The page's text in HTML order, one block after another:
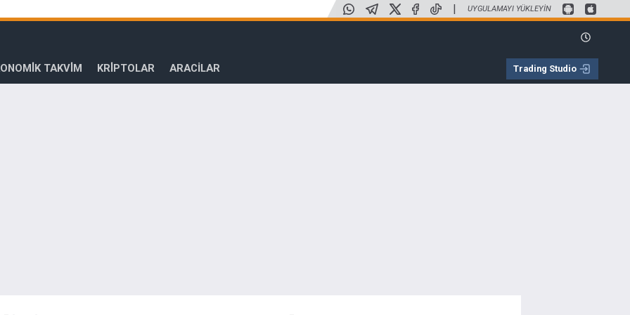
| UYGULAMAYI YÜKLEYIN
TAKVİM KRİPTOLAR ARACILAR Trading Studio